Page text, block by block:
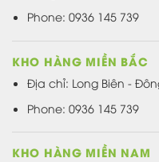
Phone: 0936 145 739
KHO HÀNG MIỀN BẮC
Địa chỉ: Long Biên -
Phone: 0936 145 739
KHO HÀNG MIỀN NAM